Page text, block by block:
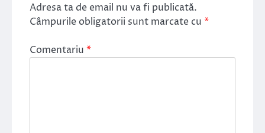
Adresa ta de email nu va fi publicată.
Câmpurile obligatorii sunt marcate cu *
Comentariu *